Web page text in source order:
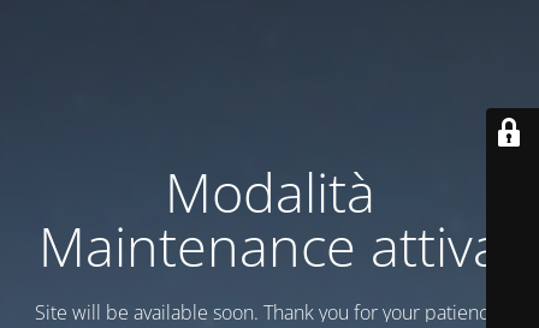
Modalità
Maintenance attiva
Site will be available soon. Thank you for your patience!